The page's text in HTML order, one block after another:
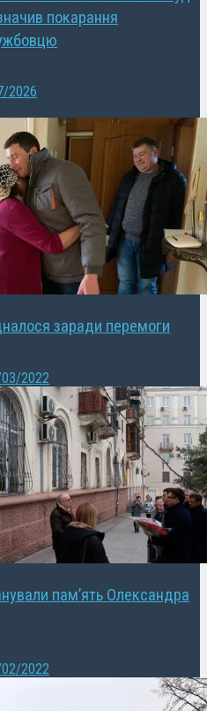
покарання
2026
заради перемоги
2022
пам’ять Олександра
2022